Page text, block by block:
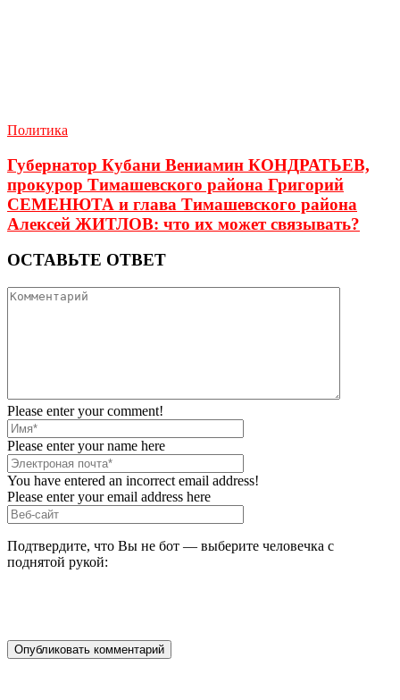
Политика
Губернатор Кубани Вениамин КОНДРАТЬЕВ,
прокурор Тимашевского района Григорий
СЕМЕНЮТА и глава Тимашевского района
Алексей ЖИТЛОВ: что их может связывать?
ОСТАВЬТЕ ОТВЕТ
Please enter your comment!
Please enter your name here
You have entered an incorrect email address!
Please enter your email address here
Подтвердите, что Вы не бот — выберите человечка с
поднятой рукой: